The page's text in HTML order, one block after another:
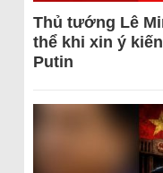
Thủ tướng Lê
thể khi xin ý
Putin